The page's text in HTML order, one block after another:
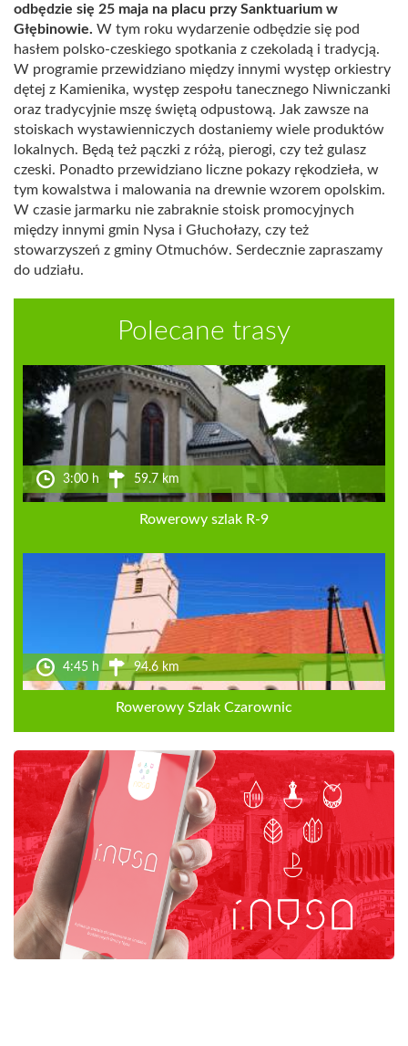
odbędzie się 25 maja na placu przy Sanktuarium w
Głębinowie. W tym roku wydarzenie odbędzie się pod
hasłem polsko-czeskiego spotkania z czekoladą i tradycją.
W programie przewidziano między innymi występ orkiestry
dętej z Kamienika, występ zespołu tanecznego Niwniczanki
oraz tradycyjnie mszę świętą odpustową. Jak zawsze na
stoiskach wystawienniczych dostaniemy wiele produktów
lokalnych. Będą też pączki z różą, pierogi, czy też gulasz
czeski. Ponadto przewidziano liczne pokazy rękodzieła, w
tym kowalstwa i malowania na drewnie wzorem opolskim.
W czasie jarmarku nie zabraknie stoisk promocyjnych
między innymi gmin Nysa i Głuchołazy, czy też
stowarzyszeń z gminy Otmuchów. Serdecznie zapraszamy
do udziału.
Polecane trasy
3:00 h 59.7 km
Rowerowy szlak R-9
4:45 h 94.6 km
Rowerowy Szlak Czarownic